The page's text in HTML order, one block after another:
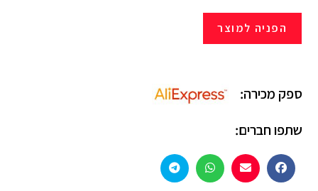
הפניה למוצר
ספק מכירה:
שתפו חברים: